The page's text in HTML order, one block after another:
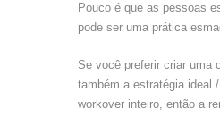
Pouco é que as pessoas
pode ser uma prática
Se você preferir criar uma
também a estratégia ideal
workover inteiro, então a